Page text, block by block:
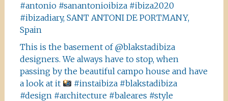
#antonio #sanantonioibiza #ibiza2020
#ibizadiary, SANT ANTONI DE PORTMANY,
Spain
This is the basement of @blakstadibiza
designers. We always have to stop, when
passing by the beautiful campo house and have
a look at it
#instaibiza #blakstadibiza
#design #architecture #baleares #style